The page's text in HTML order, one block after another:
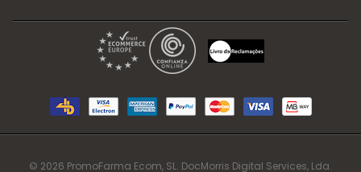
© 2026 PromoFarma Ecom, SL. DocMorris Digital Services, Lda.